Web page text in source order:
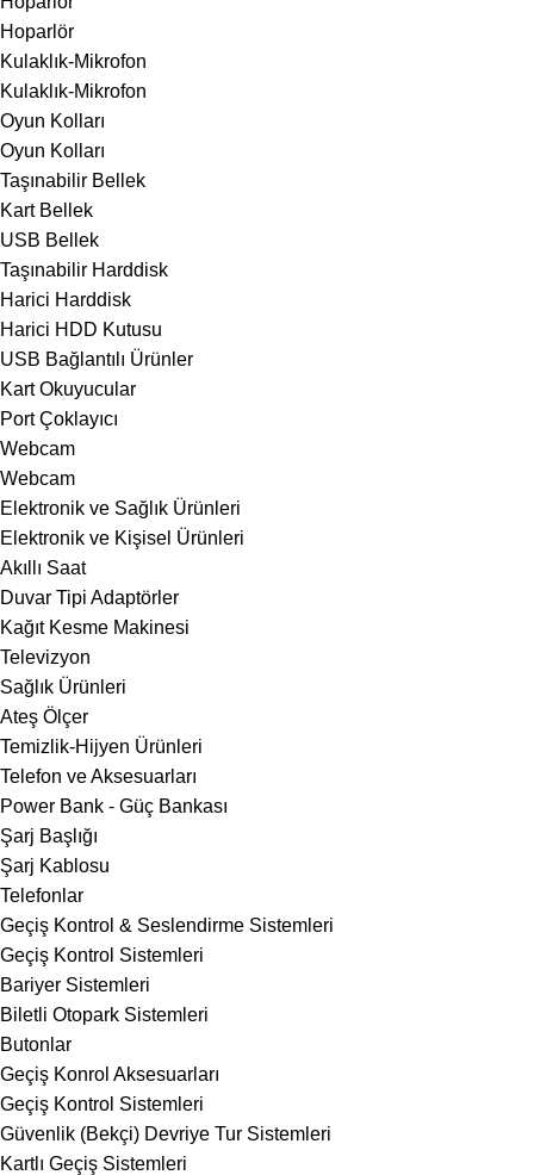
Hoparlör
Kulaklık-Mikrofon
Kulaklık-Mikrofon
Oyun Kolları
Oyun Kolları
Taşınabilir Bellek
Kart Bellek
USB Bellek
Taşınabilir Harddisk
Harici Harddisk
Harici HDD Kutusu
USB Bağlantılı Ürünler
Kart Okuyucular
Port Çoklayıcı
Webcam
Webcam
Elektronik ve Sağlık Ürünleri
Elektronik ve Kişisel Ürünleri
Akıllı Saat
Duvar Tipi Adaptörler
Kağıt Kesme Makinesi
Televizyon
Sağlık Ürünleri
Ateş Ölçer
Temizlik-Hijyen Ürünleri
Telefon ve Aksesuarları
Power Bank - Güç Bankası
Şarj Başlığı
Şarj Kablosu
Telefonlar
Geçiş Kontrol & Seslendirme Sistemleri
Geçiş Kontrol Sistemleri
Bariyer Sistemleri
Biletli Otopark Sistemleri
Butonlar
Geçiş Konrol Aksesuarları
Geçiş Kontrol Sistemleri
Güvenlik (Bekçi) Devriye Tur Sistemleri
Kartlı Geçiş Sistemleri